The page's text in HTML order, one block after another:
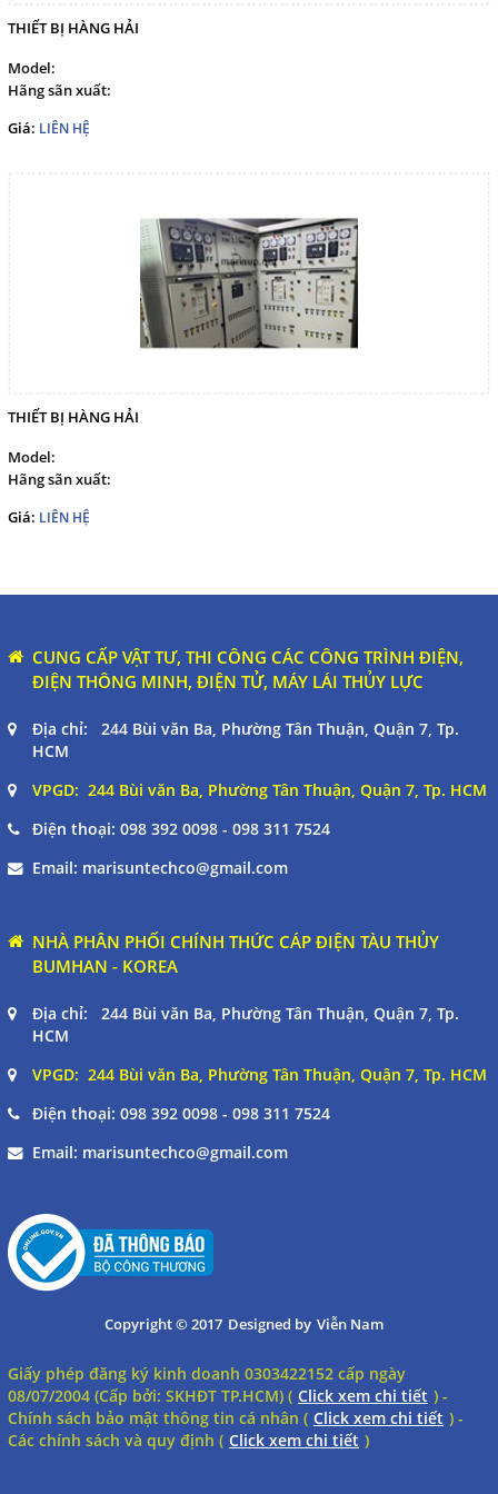
THIẾT BỊ HÀNG HẢI
Model:
Hãng sãn xuất:
Giá: LIÊN HỆ
THIẾT BỊ HÀNG HẢI
Model:
Hãng sãn xuất:
Giá: LIÊN HỆ
CUNG CẤP VẬT TƯ, THI CÔNG CÁC CÔNG TRÌNH ĐIỆN,
ĐIỆN THÔNG MINH, ĐIỆN TỬ, MÁY LÁI THỦY LỰC
Địa chỉ: 244 Bùi văn Ba, Phường Tân Thuận, Quận 7, Tp.
HCM
VPGD: 244 Bùi văn Ba, Phường Tân Thuận, Quận 7, Tp. HCM
Điện thoại: 098 392 0098 - 098 311 7524
Email: marisuntechco@gmail.com
NHÀ PHÂN PHỐI CHÍNH THỨC CÁP ĐIỆN TÀU THỦY
BUMHAN - KOREA
Địa chỉ: 244 Bùi văn Ba, Phường Tân Thuận, Quận 7, Tp.
HCM
VPGD: 244 Bùi văn Ba, Phường Tân Thuận, Quận 7, Tp. HCM
Điện thoại: 098 392 0098 - 098 311 7524
Email: marisuntechco@gmail.com
Copyright © 2017 Designed by Viễn Nam
Giấy phép đăng ký kinh doanh 0303422152 cấp ngày
08/07/2004 (Cấp bởi: SKHĐT TP.HCM) ( Click xem chi tiết ) -
Chính sách bảo mật thông tin cá nhân ( Click xem chi tiết ) -
Các chính sách và quy định ( Click xem chi tiết )
Cáp điện Bumhan, Cáp điện
NHÀ PHÂN PHỐI CÁP ĐIỆN
CÁP CAO SU - KOREA
NGÔN NGỮ
Tiếng Việt
Facebook
Google
marisuntechco@gmail.com
Gọi cho chúng tôi
COPYRIGHT 2017. ALL RIGHTS RESERVED